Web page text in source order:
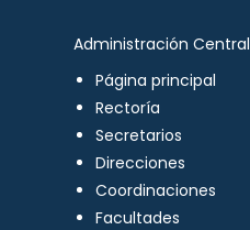
Administración Central
Página principal
Rectoría
Secretarios
Direcciones
Coordinaciones
Facultades